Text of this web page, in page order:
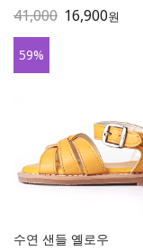
41,000 16,900원
59%
수연 샌들 옐로우